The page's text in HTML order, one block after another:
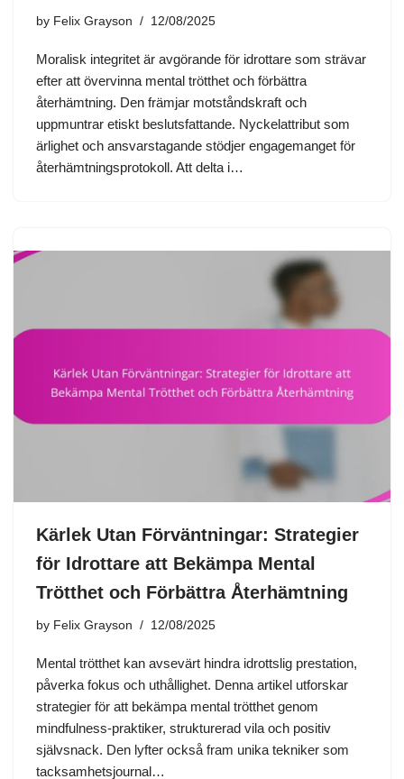
by Felix Grayson 12/08/2025
Moralisk integritet är avgörande för idrottare som strävar
efter att övervinna mental trötthet och förbättra
återhämtning. Den främjar motståndskraft och
uppmuntrar etiskt beslutsfattande. Nyckelattribut som
ärlighet och ansvarstagande stödjer engagemanget för
återhämtningsprotokoll. Att delta i…
Kärlek Utan Förväntningar: Strategier
för Idrottare att Bekämpa Mental
Trötthet och Förbättra Återhämtning
by Felix Grayson 12/08/2025
Mental trötthet kan avsevärt hindra idrottslig prestation,
påverka fokus och uthållighet. Denna artikel utforskar
strategier för att bekämpa mental trötthet genom
mindfulness-praktiker, strukturerad vila och positiv
självsnack. Den lyfter också fram unika tekniker som
tacksamhetsjournal…